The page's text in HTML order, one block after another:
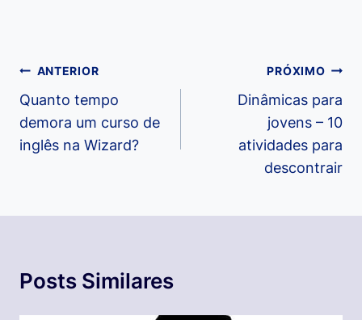
Navegação
de
Post
ANTERIOR
Quanto tempo
demora um curso de
inglês na Wizard?
PRÓXIMO
Dinâmicas para
jovens – 10
atividades para
descontrair
Posts Similares